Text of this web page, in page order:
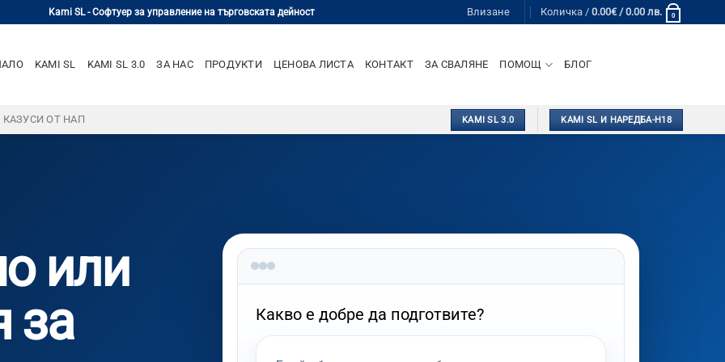
Kami SL - Софтуер за управление на търговската дейност Влизане Количка / 0.00€/ 0.00 лв. 0
KAMI SL KAMI SL 3.0 ЗА НАС ПРОДУКТИ ЦЕНОВА ЛИСТА КОНТАКТ ЗА СВАЛЯНЕ ПОМОЩ БЛОГ
КАЗУСИ ОТ НАП KAMI SL 3.0 KAMI SL И НАРЕДБА-Н18
или
за
Какво е добре да подготвите?